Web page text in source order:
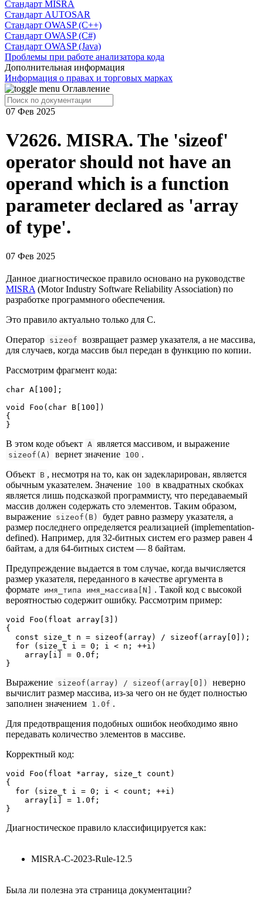
Cтандарт MISRA
Стандарт AUTOSAR
Стандарт OWASP (C++)
Стандарт OWASP (C#)
Стандарт OWASP (Java)
Проблемы при работе анализатора кода
Дополнительная информация
Информация о правах и торговых марках
Оглавление
07 Фев 2025
V2626. MISRA. The 'sizeof'
operator should not have an
operand which is a function
parameter declared as 'array
of type'.
07 Фев 2025
Данное диагностическое правило основано на руководстве
MISRA (Motor Industry Software Reliability Association) по
разработке программного обеспечения.
Это правило актуально только для C.
Оператор sizeof возвращает размер указателя, а не массива,
для случаев, когда массив был передан в функцию по копии.
Рассмотрим фрагмент кода:
char A[100];
void Foo(char B[100])
{
}
В этом коде объект A является массивом, и выражение
sizeof(A) вернет значение 100 .
Объект B , несмотря на то, как он задекларирован, является
обычным указателем. Значение 100 в квадратных скобках
является лишь подсказкой программисту, что передаваемый
массив должен содержать сто элементов. Таким образом,
выражение sizeof(B)
будет равно размеру указателя, а
размер последнего определяется реализацией (implementation-
defined). Например, для 32-битных систем его размер равен 4
байтам, а для 64-битных систем — 8 байтам.
Предупреждение выдается в том случае, когда вычисляется
размер указателя, переданного в качестве аргумента в
формате имя_типа имя_массива[N] . Такой код с высокой
вероятностью содержит ошибку. Рассмотрим пример:
void Foo(float array[3])
{
  const size_t n = sizeof(array) / sizeof(array[0]);
  for (size_t i = 0; i < n; ++i)
    array[i] = 0.0f;
}
Выражение sizeof(array) / sizeof(array[0])
неверно
вычислит размер массива, из-за чего он не будет полностью
заполнен значением 1.0f .
Для предотвращения подобных ошибок необходимо явно
передавать количество элементов в массиве.
Корректный код:
void Foo(float *array, size_t count)
{
  for (size_t i = 0; i < count; ++i)
    array[i] = 1.0f;
}
Диагностическое правило классифицируется как:
MISRA-C-2023-Rule-12.5
Была ли полезна эта страница документации?